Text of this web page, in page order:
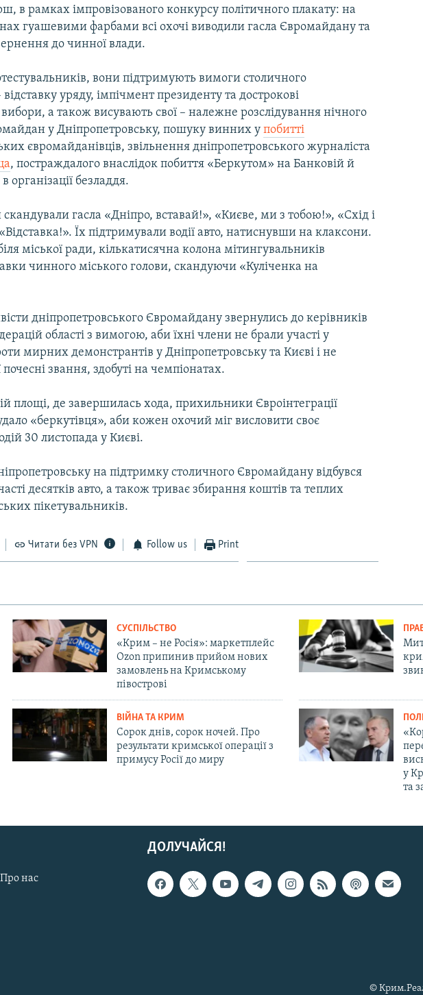
в рамках імпровізованого конкурсу політичного плакату: на
гуашевими фарбами всі охочі виводили гасла Євромайдану та
до чинної влади.
вони підтримують вимоги столичного
уряду, імпічмент президенту та дострокові
а також висувають свої – належне розслідування нічного
у Дніпропетровську, пошуку винних упобитті
євромайданівців, звільнення дніпропетровського журналіста
, постраждалого внаслідок побиття «Беркутом» на Банковій й
організації безладдя.
гасла «Дніпро, вставай!», «Києве, ми з тобою!», «Схід і
Їх підтримували водії авто, натиснувши на клаксони.
міської ради, кількатисячна колона мітингувальників
чинного міського голови, скандуючи «Куліченка на
дніпропетровського Євромайдану звернулись до керівників
області з вимогою, аби їхні члени не брали участі у
мирних демонстрантів у Дніпропетровську та Києві і не
звання, здобуті на чемпіонатах.
площі, де завершилась хода, прихильники Євроінтеграції
«беркутівця», аби кожен охочий міг висловити своє
30 листопада у Києві.
на підтримку столичного Євромайдану відбувся
десятків авто, а також триває збирання коштів та теплих
пікетувальників.
Читати без VPN Follow us Print
СУСПІЛЬСТВО
«Крим – не Росія»: маркетплейс
Ozon припинив прийом нових
замовлень на Кримському
півострові
ВІЙНА ТА КРИМ
Сорок днів, сорок ночей. Про
результати кримської операції з
примусу Росії до миру
у
та
ДОЛУЧАЙСЯ!
нас
©